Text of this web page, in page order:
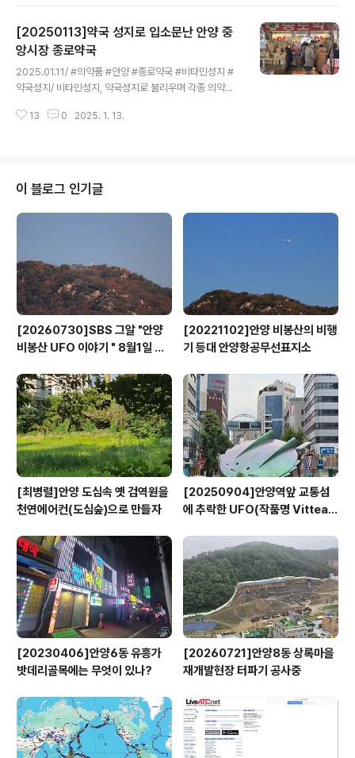
장애인보호작업장이 있다. 2010년 관악장애인보호작업시
설에서 분리돼 안양시장애인보호작업장으로 명칭을 변경
한 벼리마을은 전체 이용 인원이 80명에 달한다. 장애인
보호작업장으로서 전국 최대 규모이며 특히 식품안전관리
인증 기준 인 ‘해썹’(HACCP, Hazard Analysis and Cr
itical Control Point) 시설을 갖췄다. 이곳에서는 100%
[20250113]약국 성지로 입소문난 안양 중
앙시장 종로약국
2025.01.11/ #의약품 #안양 #종로약국 #비타민성지 #
약국성지/ 비타민성지, 약국성지로 불리우며 각종 의약품
시장 종로약국. 중양성당앞쪽 3번 출입문을으로 들어서면
평균 30%~50%, 많게는 80%까지 저럼하다고 한다. 싸
다싸다해서 여기와서 1년치약을 한꺼번에 사거나 지인들
꺼까지 사간다. 안양사랑페이, 온누리상품권도 사용 가능
주차권 1매를 제공한다. ​종로약국은 입구에서..
13 0 2025. 1. 13.
이 블로그 인기글
[20260730]SBS 그알 "안양
비봉산 UFO 이야기 " 8월1일 방
[20221102]안양 비봉산의 비행
기 등대 안양항공무선표지소
[최병렬]안양 도심속 옛 검역원을
천연에어컨(도심숲)으로 만들자
[20250904]안양역앞 교통섬
에 추락한 UFO(작품명 Vitteau
[20230406]안양6동 유흥가
밧데리골목에는 무엇이 있나?
[20260721]안양8동 상록마을
재개발현장 터파기 공사중